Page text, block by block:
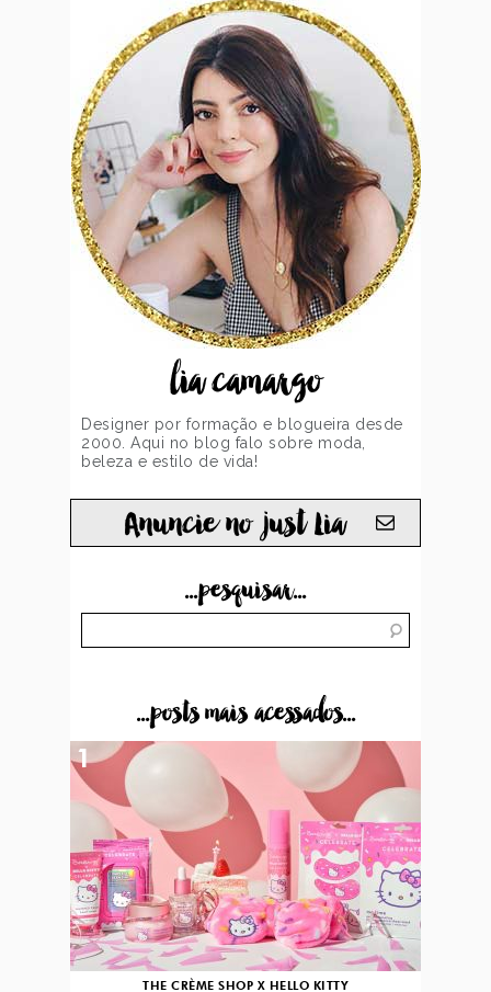
lia camargo
Designer por formação e blogueira desde
2000. Aqui no blog falo sobre moda,
beleza e estilo de vida!
Anuncie no just Lia
...pesquisar...
...posts mais acessados...
THE CRÈME SHOP X HELLO KITTY
1